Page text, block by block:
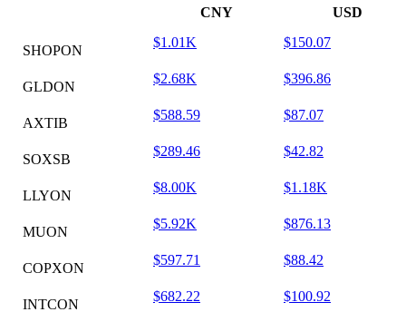
CNY USD
SHOPON
$1.01K $150.07
GLDON
$2.68K $396.86
AXTIB
$588.59 $87.07
SOXSB
$289.46 $42.82
LLYON
$8.00K $1.18K
MUON
$5.92K $876.13
COPXON
$597.71 $88.42
INTCON
$682.22 $100.92